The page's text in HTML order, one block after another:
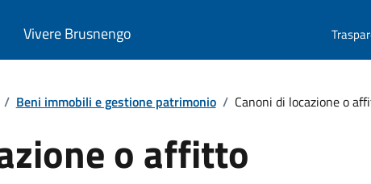
Vivere Brusnengo
/ Beni immobili e gestione patrimonio / Canoni di locazione o
o affitto